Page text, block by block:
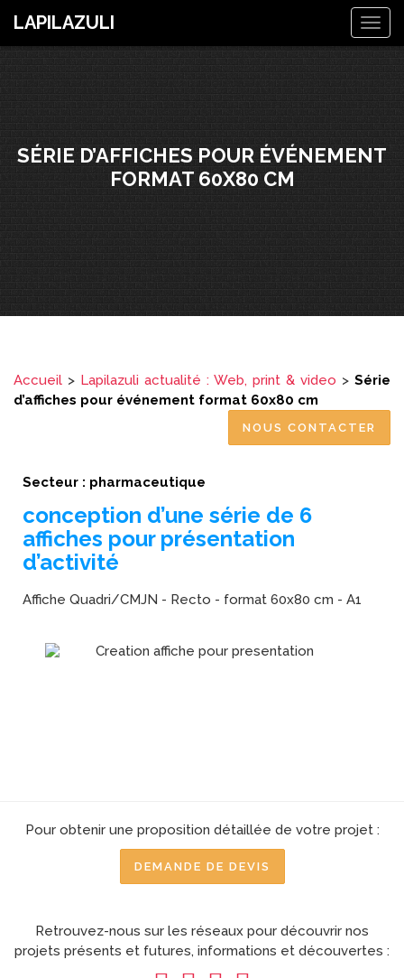
LAPILAZULI
SÉRIE D’AFFICHES POUR ÉVÉNEMENT
FORMAT 60X80 CM
Accueil > Lapilazuli actualité : Web, print & video > Série
d’affiches pour événement format 60x80 cm
NOUS CONTACTER
Secteur : pharmaceutique
conception d’une série de 6
affiches pour présentation
d’activité
Affiche Quadri/CMJN - Recto - format 60x80 cm - A1
Pour obtenir une proposition détaillée de votre projet :
DEMANDE DE DEVIS
Retrouvez-nous sur les réseaux pour découvrir nos
projets présents et futures, informations et découvertes :